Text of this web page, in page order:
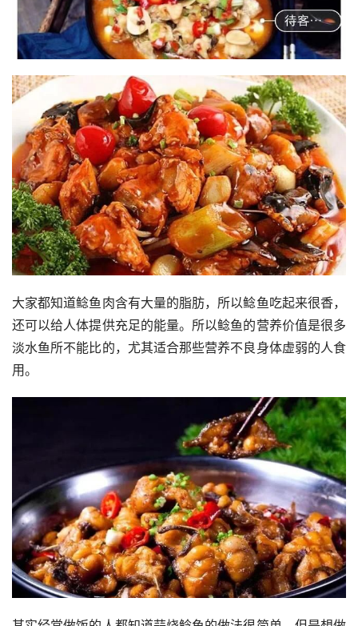
大家都知道鲶鱼肉含有大量的脂肪，所以鲶鱼吃起来很香，
还可以给人体提供充足的能量。所以鲶鱼的营养价值是很多
淡水鱼所不能比的，尤其适合那些营养不良身体虚弱的人食
用。